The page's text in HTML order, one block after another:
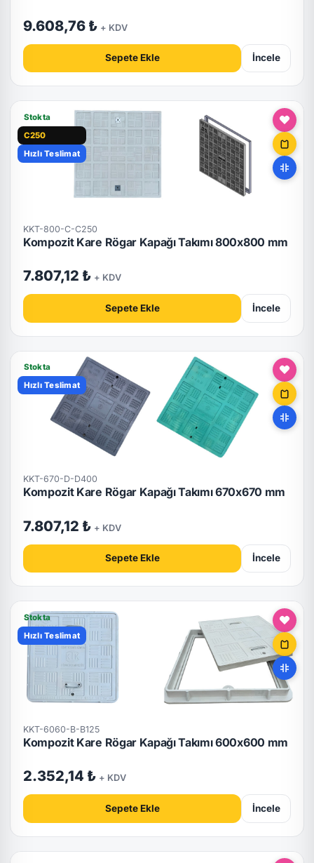
9.608,76 ₺ + KDV
Sepete Ekle İncele
Stokta
C250
Hızlı Teslimat
KKT-800-C-C250
Kompozit Kare Rögar Kapağı Takımı 800x800 mm
7.807,12 ₺ + KDV
Sepete Ekle İncele
Stokta
Hızlı Teslimat
KKT-670-D-D400
Kompozit Kare Rögar Kapağı Takımı 670x670 mm
7.807,12 ₺ + KDV
Sepete Ekle İncele
Stokta
Hızlı Teslimat
KKT-6060-B-B125
Kompozit Kare Rögar Kapağı Takımı 600x600 mm
2.352,14 ₺ + KDV
Sepete Ekle İncele